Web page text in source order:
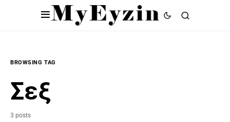
BROWSING TAG
Σεξ
3 posts